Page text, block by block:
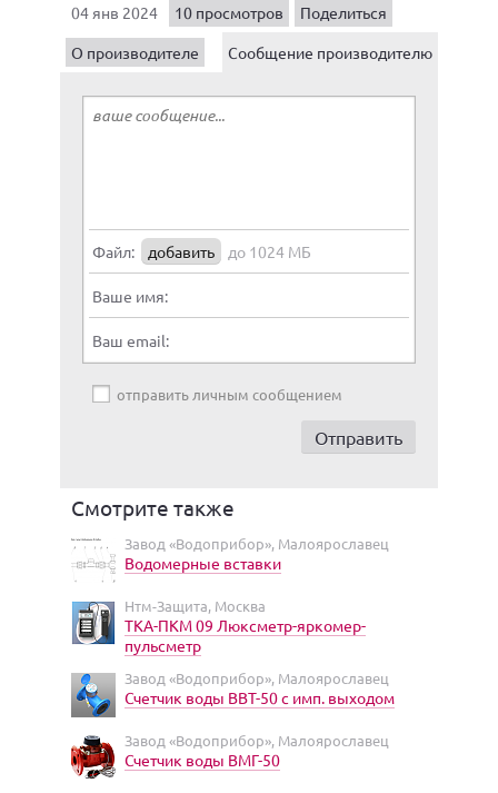
04 янв 2024 10 просмотров
Поделиться
О производителе
Сообщение производителю
Файл: добавить до 1024 МБ
Ваше имя:
Ваш email:
отправить личным сообщением
Смотрите также
Завод «Водоприбор», Малоярославец
Водомерные вставки
Нтм-Защита, Москва
ТКА-ПКМ 09 Люксметр-яркомер-
пульсметр
Завод «Водоприбор», Малоярославец
Счетчик воды ВВТ-50 с имп. выходом
Завод «Водоприбор», Малоярославец
Счетчик воды ВМГ-50